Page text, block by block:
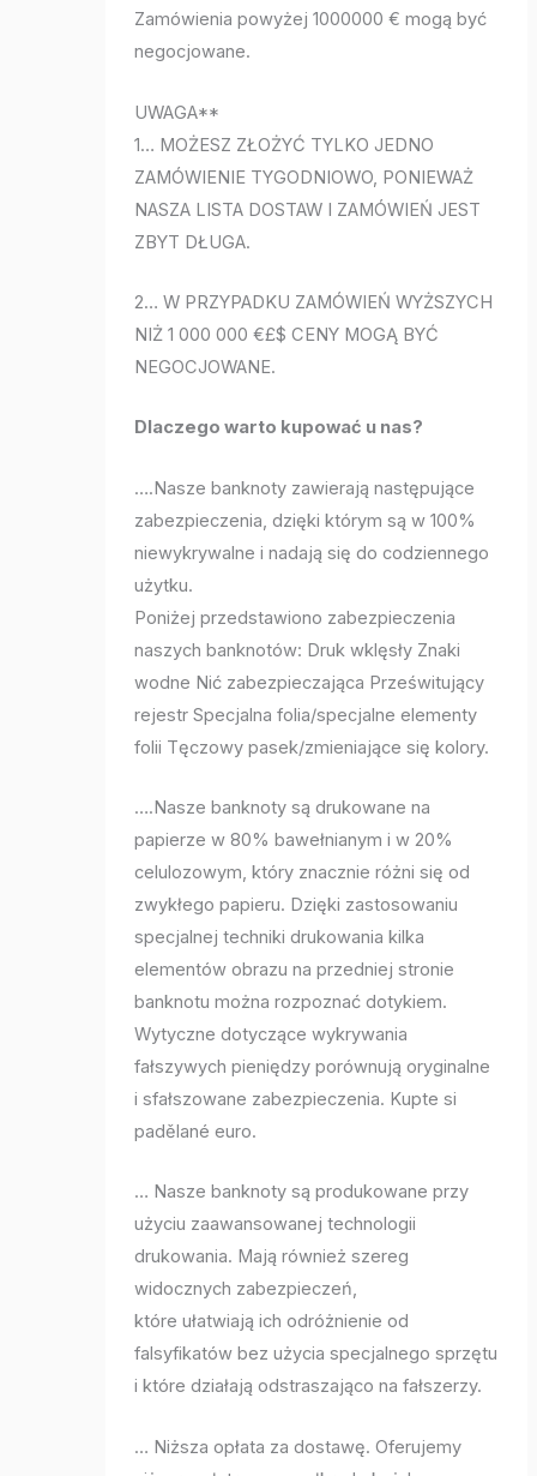
Zamówienia powyżej 1000000 € mogą być
negocjowane.
UWAGA**
1… MOŻESZ ZŁOŻYĆ TYLKO JEDNO
ZAMÓWIENIE TYGODNIOWO, PONIEWAŻ
NASZA LISTA DOSTAW I ZAMÓWIEŃ JEST
ZBYT DŁUGA.
2… W PRZYPADKU ZAMÓWIEŃ WYŻSZYCH
NIŻ 1 000 000 €£$ CENY MOGĄ BYĆ
NEGOCJOWANE.
Dlaczego warto kupować u nas?
….Nasze banknoty zawierają następujące
zabezpieczenia, dzięki którym są w 100%
niewykrywalne i nadają się do codziennego
użytku.
Poniżej przedstawiono zabezpieczenia
naszych banknotów: Druk wklęsły Znaki
wodne Nić zabezpieczająca Prześwitujący
rejestr Specjalna folia/specjalne elementy
folii Tęczowy pasek/zmieniające się kolory.
….Nasze banknoty są drukowane na
papierze w 80% bawełnianym i w 20%
celulozowym, który znacznie różni się od
zwykłego papieru. Dzięki zastosowaniu
specjalnej techniki drukowania kilka
elementów obrazu na przedniej stronie
banknotu można rozpoznać dotykiem.
Wytyczne dotyczące wykrywania
fałszywych pieniędzy porównują oryginalne
i sfałszowane zabezpieczenia. Kupte si
padělané euro.
… Nasze banknoty są produkowane przy
użyciu zaawansowanej technologii
drukowania. Mają również szereg
widocznych zabezpieczeń,
które ułatwiają ich odróżnienie od
falsyfikatów bez użycia specjalnego sprzętu
i które działają odstraszająco na fałszerzy.
… Niższa opłata za dostawę. Oferujemy